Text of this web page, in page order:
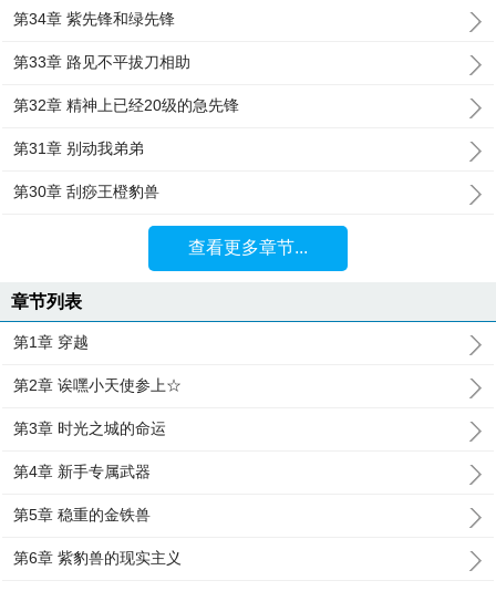
第34章 紫先锋和绿先锋
第33章 路见不平拔刀相助
第32章 精神上已经20级的急先锋
第31章 别动我弟弟
第30章 刮痧王橙豹兽
查看更多章节...
章节列表
第1章 穿越
第2章 诶嘿小天使参上☆
第3章 时光之城的命运
第4章 新手专属武器
第5章 稳重的金铁兽
第6章 紫豹兽的现实主义